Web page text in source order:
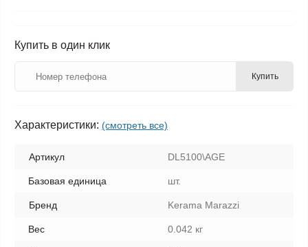
Купить в один клик
Купить
Характеристики: (смотреть все)
Артикул DL5100\AGE
Базовая единица шт.
Бренд Kerama Marazzi
Вес 0.042 кг